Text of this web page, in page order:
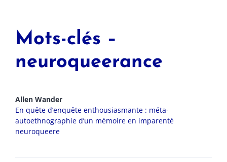
Mots-clés –
neuroqueerance
Allen Wander
En quête d’enquête enthousiasmante : méta-
autoethnographie d’un mémoire en imparenté
neuroqueere